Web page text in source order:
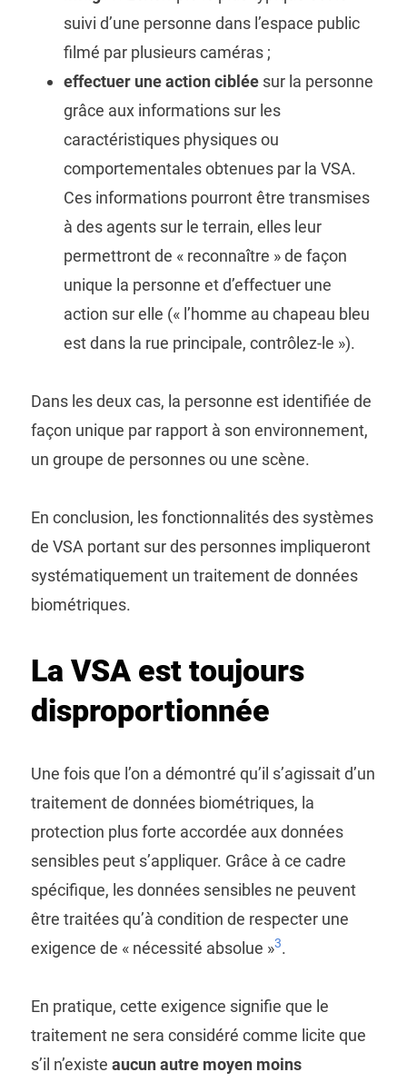
suivi d’une personne dans l’espace public
filmé par plusieurs caméras ;
effectuer une action cibléesur la personne
grâce aux informations sur les
caractéristiques physiques ou
comportementales obtenues par la VSA.
Ces informations pourront être transmises
à des agents sur le terrain, elles leur
permettront de « reconnaître » de façon
unique la personne et d’effectuer une
action sur elle (« l’homme au chapeau bleu
est dans la rue principale, contrôlez-le »).
Dans les deux cas, la personne est identifiée de
façon unique par rapport à son environnement,
un groupe de personnes ou une scène.
En conclusion, les fonctionnalités des systèmes
de VSA portant sur des personnes impliqueront
systématiquement un traitement de données
biométriques.
La VSA est toujours
disproportionnée
Une fois que l’on a démontré qu’il s’agissait d’un
traitement de données biométriques, la
protection plus forte accordée aux données
sensibles peut s’appliquer. Grâce à ce cadre
spécifique, les données sensibles ne peuvent
être traitées qu’à condition de respecter une
exigence de « nécessité absolue »3.
En pratique, cette exigence signifie que le
traitement ne sera considéré comme licite que
s’il n’existe aucun autre moyen moins